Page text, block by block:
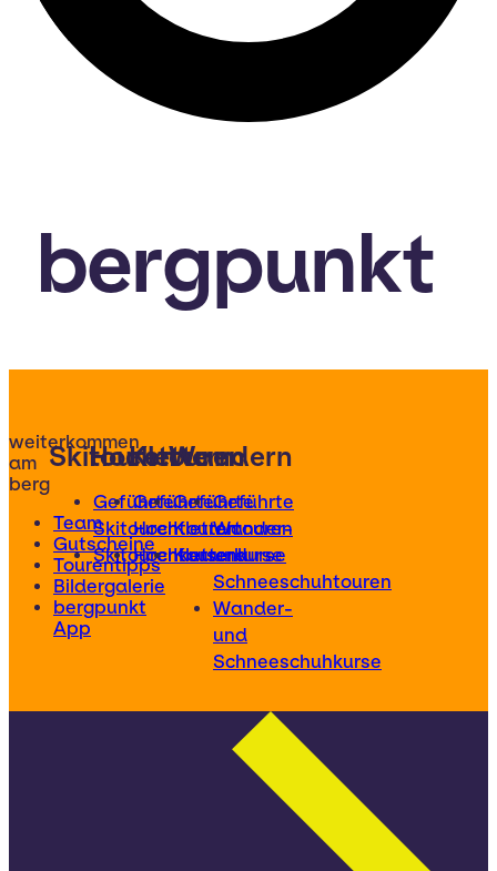
bergpunkt
weiterkommen
am
berg
Team
Gutscheine
Tourentipps
Bildergalerie
bergpunkt
App
Skitouren
Geführte
Skitouren
Skitourenkurse
Hochtouren
Geführte
Hochtouren
Hochtourenkurse
Klettern
Geführte
Klettertouren
Kletterkurse
Wandern
Geführte
Wander-
und
Schneeschuhtouren
Wander-
und
Schneeschuhkurse